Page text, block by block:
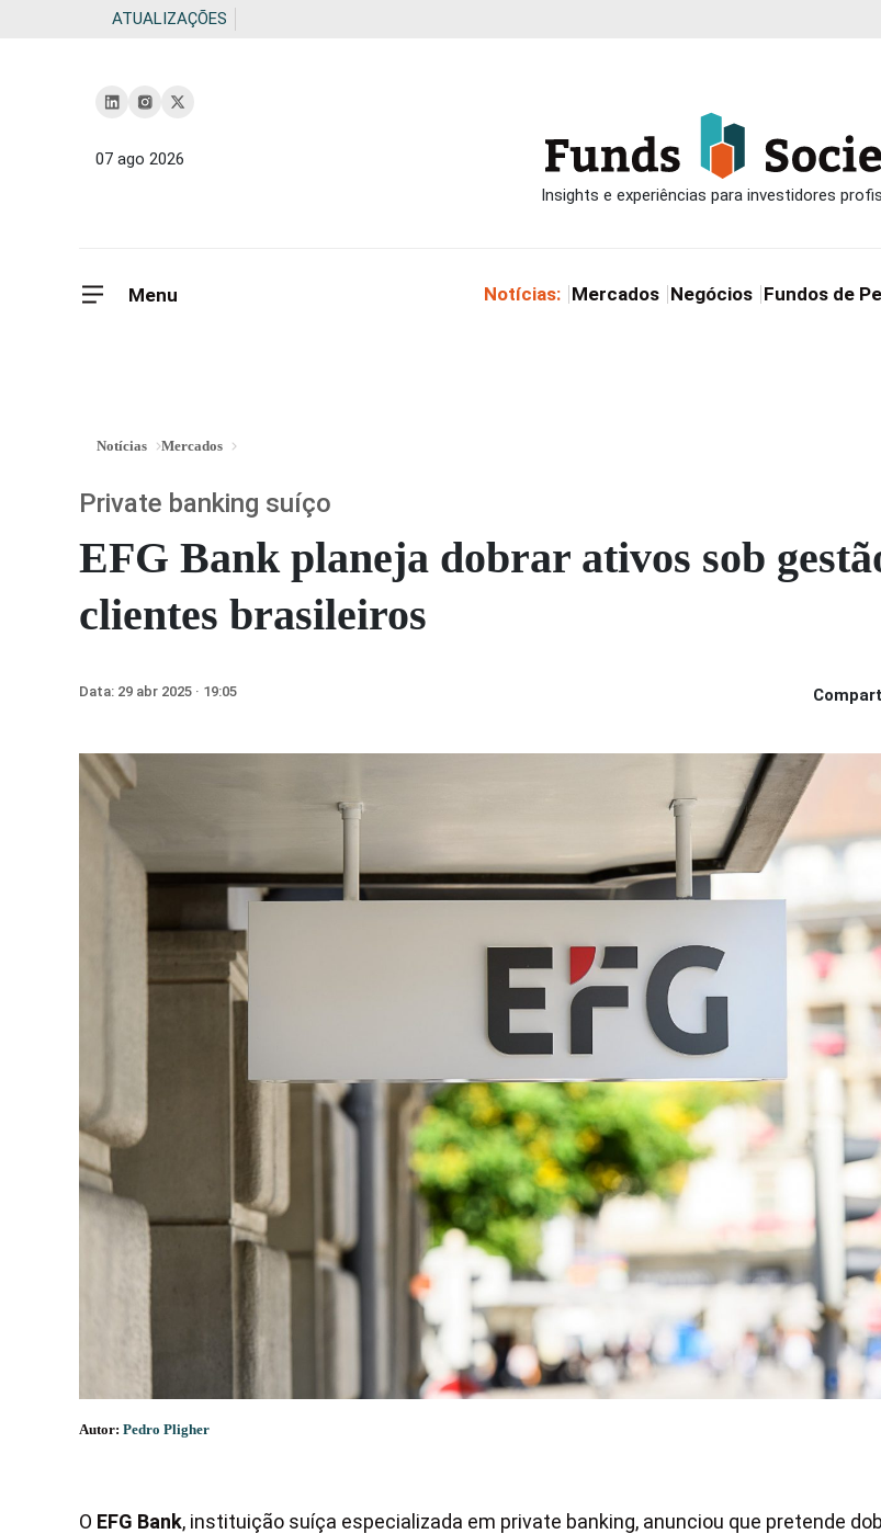
ATUALIZAÇÕES
07 ago 2026
Menu Notícias: Mercados Negócios Fundos de
Notícias Mercados
EFG Bank planeja dobrar ativos sob
clientes brasileiros
Private banking suíço
Data: 29 abr 2025 · 19:05
Autor: Pedro Pligher
O EFG Bank, instituição suíça especializada em private banking, anunciou que pretende